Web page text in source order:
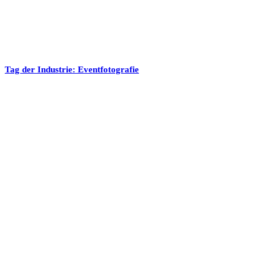
Tag der Industrie: Eventfotografie